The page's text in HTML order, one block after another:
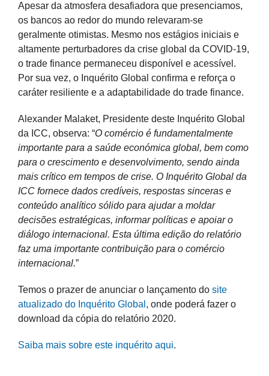
Apesar da atmosfera desafiadora que presenciamos,
os bancos ao redor do mundo relevaram-se
geralmente otimistas. Mesmo nos estágios iniciais e
altamente perturbadores da crise global da COVID-19,
o trade finance permaneceu disponível e acessível.
Por sua vez, o Inquérito Global confirma e reforça o
caráter resiliente e a adaptabilidade do trade finance.
Alexander Malaket, Presidente deste Inquérito Global
da ICC, observa: “O comércio é fundamentalmente
importante para a saúde económica global, bem como
para o crescimento e desenvolvimento, sendo ainda
mais crítico em tempos de crise. O Inquérito Global da
ICC fornece dados credíveis, respostas sinceras e
conteúdo analítico sólido para ajudar a moldar
decisões estratégicas, informar políticas e apoiar o
diálogo internacional. Esta última edição do relatório
faz uma importante contribuição para o comércio
internacional.”
Temos o prazer de anunciar o lançamento do site
atualizado do Inquérito Global , onde poderá fazer o
download da cópia do relatório 2020.
Saiba mais sobre este inquérito aqui.